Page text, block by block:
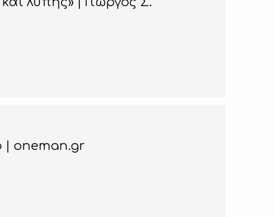
| oneman.gr